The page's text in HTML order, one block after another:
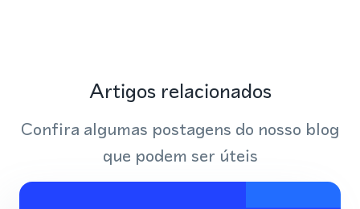
Artigos relacionados
Confira algumas postagens do nosso blog
que podem ser úteis